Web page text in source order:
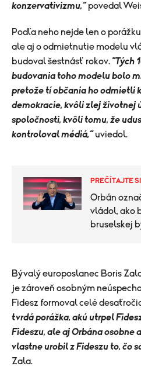
konzervativizmu,“povedal
Podľa neho nejde len o
ale aj o odmietnutie modelu
budoval šestnásť rokov. "Tých
budovania toho modelu bolo
pretože tí občania ho odmietli
demokracie, kvôli zlej životnej
spoločnosti, kvôli tomu, že
kontroloval médiá,“uviedol.
PREČÍTAJTE
Orbán
vládol, ako
bruselskej
​Bývalý europoslanec Boris
je zároveň osobným
Fidesz formoval celé
tvrdá porážka, akú utrpel
Fideszu, ale aj Orbána osobne
vlastne urobil z Fideszu to, čo
Zala.